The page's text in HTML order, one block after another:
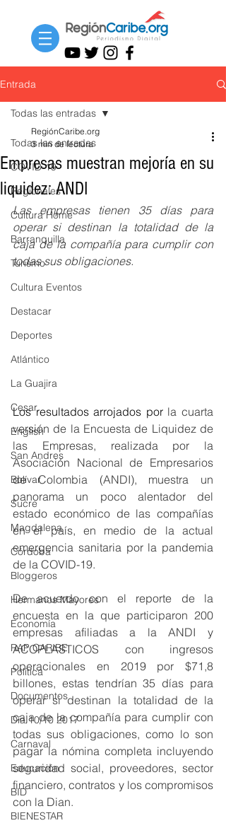
Entrada
Todas las entradas
COVID-19
Regionales
Cultura Home
Barranquilla
Turismo
Cultura Eventos
Destacar
Deportes
Atlántico
La Guajira
Cesar
English
San Andres
Bolívar
Sucre
Magdalena
Córdoba
Bloggeros
Hermanos Mayores
Economía
RAP CARIBE
Política
Documentos
Día 10/10 2017
Carnaval
Educación
BID
BIENESTAR
Todas las entradas
Empresas muestran mejoría en su
liquidez: ANDI
RegiónCaribe.org
3 min de lectura
Las empresas tienen 35 días para
operar si destinan la totalidad de la
caja de la compañía para cumplir con
todas sus obligaciones.
Los resultados arrojados por la cuarta
versión de la Encuesta de Liquidez de
las Empresas, realizada por la
Asociación Nacional de Empresarios
de Colombia (ANDI), muestra un
panorama un poco alentador del
estado económico de las compañías
en el país, en medio de la actual
emergencia sanitaria por la pandemia
de la COVID-19.
De acuerdo con el reporte de la
encuesta en la que participaron 200
empresas afiliadas a la ANDI y
ACOPLASTICOS con ingresos
operacionales en 2019 por $71,8
billones, estas tendrían 35 días para
operar si destinan la totalidad de la
caja de la compañía para cumplir con
todas sus obligaciones, como lo son
pagar la nómina completa incluyendo
seguridad social, proveedores, sector
financiero, contratos y los compromisos
con la Dian.